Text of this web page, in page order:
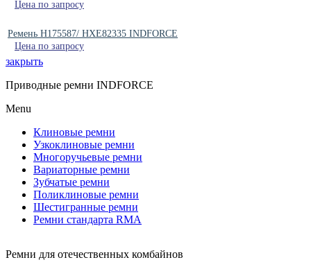
Цена по запросу
Ремень H175587/ HXE82335 INDFORCE
Цена по запросу
закрыть
Приводные ремни INDFORCE
Menu
Клиновые ремни
Узкоклиновые ремни
Многоручьевые ремни
Вариаторные ремни
Зубчатые ремни
Поликлиновые ремни
Шестигранные ремни
Ремни стандарта RMA
Ремни для отечественных комбайнов